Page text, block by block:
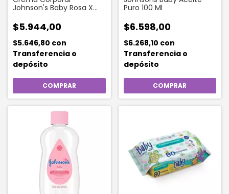
Johnson's Baby Rosa X
$5.944,00
$5.646,80 con
Transferencia o
depósito
Puro 100 Ml
$6.598,00
$6.268,10 con
Transferencia o
depósito